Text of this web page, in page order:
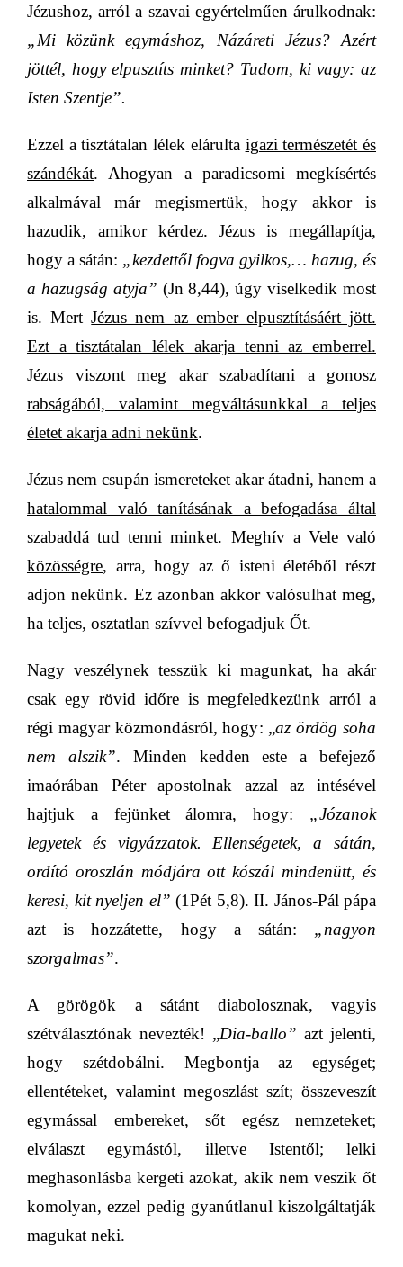
Jézushoz, arról a szavai egyértelműen árulkodnak:
„Mi közünk egymáshoz, Názáreti Jézus? Azért
jöttél, hogy elpusztíts minket? Tudom, ki vagy: az
Isten Szentje”.
Ezzel a tisztátalan lélek elárulta igazi természetét és
szándékát. Ahogyan a paradicsomi megkísértés
alkalmával már megismertük, hogy akkor is
hazudik, amikor kérdez. Jézus is megállapítja,
hogy a sátán: „kezdettől fogva gyilkos,… hazug, és
a hazugság atyja” (Jn 8,44), úgy viselkedik most
is. MertJézus nem az ember elpusztításáért jött.
Ezt a tisztátalan lélek akarja tenni az emberrel.
Jézus viszont meg akar szabadítani a gonosz
rabságából, valamint megváltásunkkal a teljes
életet akarja adni nekünk.
Jézus nem csupán ismereteket akar átadni, hanem a
hatalommal való tanításának a befogadása által
szabaddá tud tenni minket. Meghív a Vele való
közösségre, arra,hogy az ő isteni életéből részt
adjon nekünk. Ez azonban akkor valósulhat meg,
ha teljes, osztatlan szívvel befogadjuk Őt.
Nagy veszélynek tesszük ki magunkat, ha akár
csak egy rövid időre is megfeledkezünk arról a
régi magyar közmondásról, hogy: „az ördög soha
nem alszik”. Minden kedden este a befejező
imaórában Péter apostolnak azzal az intésével
hajtjuk a fejünket álomra, hogy: „Józanok
legyetek és vigyázzatok. Ellenségetek, a sátán,
ordító oroszlán módjára ott kószál mindenütt, és
keresi, kit nyeljen el” (1Pét 5,8). II. János-Pál pápa
azt is hozzátette, hogy a sátán: „nagyon
szorgalmas”.
A görögök a sátánt diabolosznak, vagyis
szétválasztónak nevezték! „Dia-ballo” azt jelenti,
hogy szétdobálni. Megbontja az egységet;
ellentéteket, valamint megoszlást szít; összeveszít
egymással embereket, sőt egész nemzeteket;
elválaszt egymástól, illetve Istentől; lelki
meghasonlásba kergeti azokat, akik nem veszik őt
komolyan, ezzel pedig gyanútlanul kiszolgáltatják
magukat neki.